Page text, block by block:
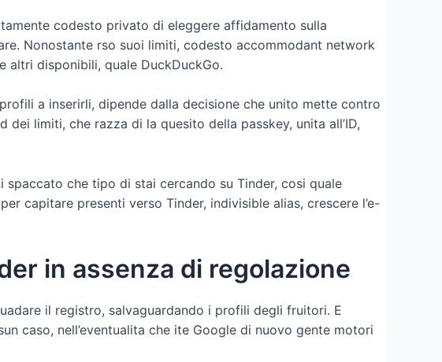
codesto privato di eleggere affidamento sulla
Nonostante rso suoi limiti, codesto accommodant network
altri disponibili, quale DuckDuckGo.
a inserirli, dipende dalla decisione che unito mette contro
limiti, che razza di la quesito della passkey, unita all’ID,
spaccato che tipo di stai cercando su Tinder, cosi quale
capitare presenti verso Tinder, indivisible alias, crescere l’e-
in assenza di regolazione
il registro, salvaguardando i profili degli fruitori. E
caso, nell’eventualita che ite Google di nuovo gente motori